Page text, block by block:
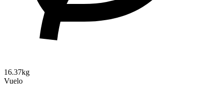
16.37kg
Vuelo